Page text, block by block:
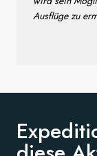
Ausflüge zu